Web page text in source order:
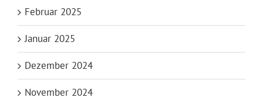
Februar 2025
Januar 2025
Dezember 2024
November 2024